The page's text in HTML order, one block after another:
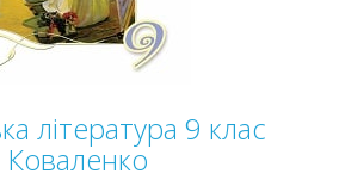
література 9 клас
Коваленко